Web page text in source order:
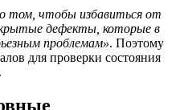
том, чтобы избавиться от
дефекты, которые в
проблемам». Поэтому
для проверки состояния